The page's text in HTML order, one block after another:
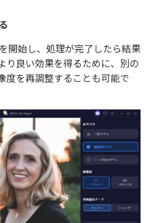
開始し、処理が完了したら結果
り良い効果を得るために、別の
度を再調整することも可能で